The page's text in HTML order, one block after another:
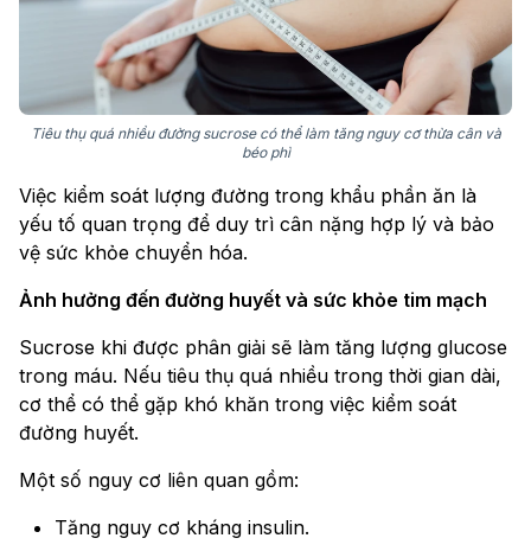
Tiêu thụ quá nhiều đường sucrose có thể làm tăng nguy cơ thừa cân và
béo phì
Việc kiểm soát lượng đường trong khẩu phần ăn là
yếu tố quan trọng để duy trì cân nặng hợp lý và bảo
vệ sức khỏe chuyển hóa.
Ảnh hưởng đến đường huyết và sức khỏe tim mạch
Sucrose khi được phân giải sẽ làm tăng lượng glucose
trong máu. Nếu tiêu thụ quá nhiều trong thời gian dài,
cơ thể có thể gặp khó khăn trong việc kiểm soát
đường huyết.
Một số nguy cơ liên quan gồm:
Tăng nguy cơ kháng insulin.